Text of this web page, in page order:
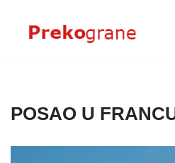
Skoči
POSAO U